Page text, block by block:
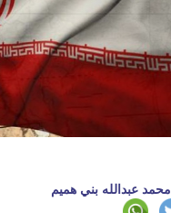
محمد عبدالله بني هميم